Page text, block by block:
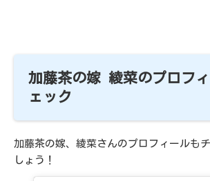
加藤茶の嫁 綾菜のプロフ
ェック
加藤茶の嫁、綾菜さんのプロフィールも
しょう！